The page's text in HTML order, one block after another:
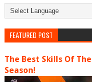
FEATURED POST
The Best Skills Of
Season!